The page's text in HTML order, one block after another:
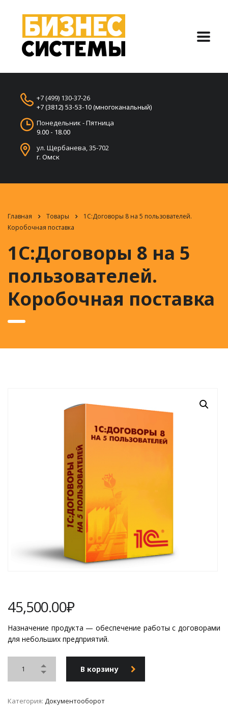
+7 (499) 130-37-26
+7 (3812) 53-53-10 (многоканальный)
Понедельник - Пятница
9.00 - 18.00
ул. Щербанева, 35-702
г. Омск
Главная Товары
1С:Договоры 8 на 5 пользователей.
Коробочная поставка
1С:Договоры 8 на 5
пользователей.
Коробочная поставка
45,500.00₽
Назначение продукта — обеспечение работы с договорами
для небольших предприятий.
В корзину
Категория: Документооборот